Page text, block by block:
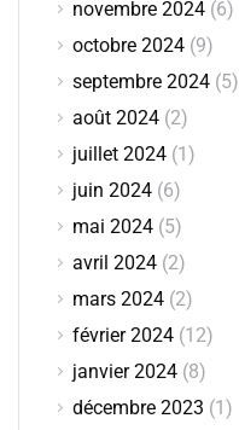
novembre 2024 (6)
octobre 2024 (9)
septembre 2024 (5)
août 2024 (2)
juillet 2024 (1)
juin 2024 (6)
mai 2024 (5)
avril 2024 (2)
mars 2024 (2)
février 2024 (12)
janvier 2024 (8)
décembre 2023 (1)